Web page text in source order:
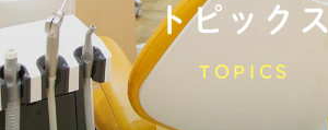
トピックス
TOPICS